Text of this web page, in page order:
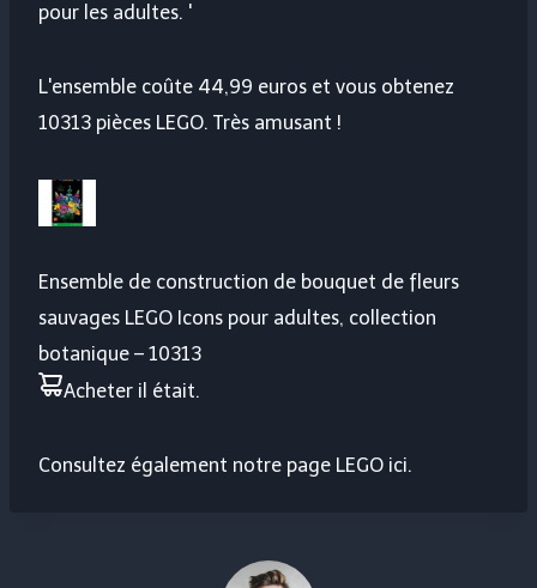
pour les adultes. '
L'ensemble coûte 44,99 euros et vous obtenez
10313 pièces LEGO. Très amusant !
Ensemble de construction de bouquet de fleurs
sauvages LEGO Icons pour adultes, collection
botanique – 10313
Acheter il était.
Consultez également notre page LEGO ici.